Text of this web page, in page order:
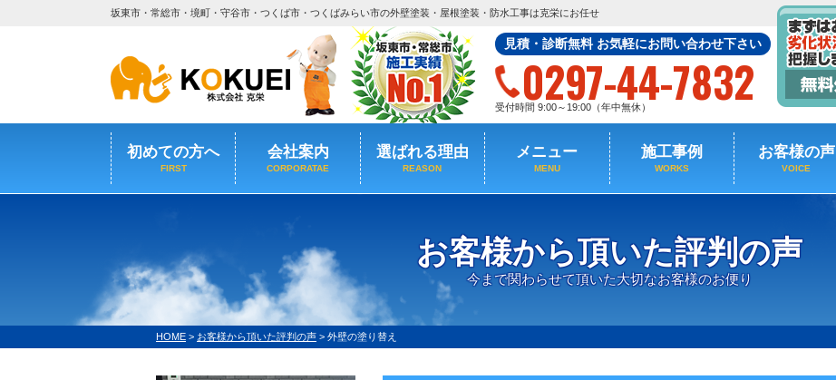
坂東市・常総市・境町・守谷市・つくば市・つくばみらい市の外壁塗装・屋根塗装・防水工事は克栄にお任せ
見積・診断無料 お気軽にお問い合わせ下さい
0297-44-7832
受付時間 9:00～19:00（年中無休）
初めての方へ
FIRST
会社案内
CORPORATAE
選ばれる理由
REASON
メニュー
MENU
施工事例
WORKS
お客様の声
VOICE
お客様から頂いた評判の声
今まで関わらせて頂いた大切なお客様のお便り
HOME > お客様から頂いた評判の声 > 外壁の塗り替え